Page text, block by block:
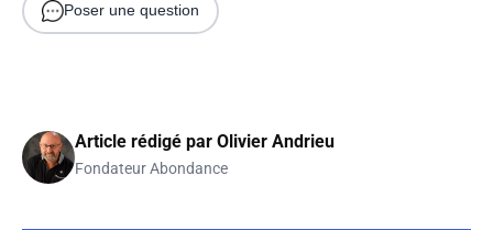
Poser une question
Article rédigé par Olivier Andrieu
Fondateur Abondance